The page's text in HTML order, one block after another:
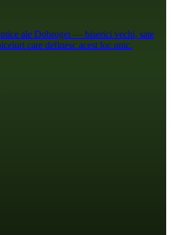
ale Dobrogei — biserici vechi, sate
care definesc acest loc unic.